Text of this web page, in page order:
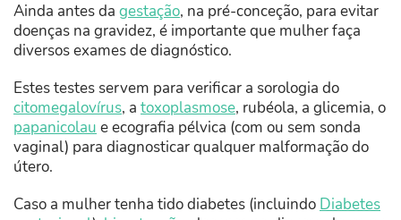
Ainda antes da gestação, na pré-conceção, para evitar
doenças na gravidez, é importante que mulher faça
diversos exames de diagnóstico.
Estes testes servem para verificar a sorologia do
citomegalovírus, a toxoplasmose, rubéola, a glicemia, o
papanicolau e ecografia pélvica (com ou sem sonda
vaginal) para diagnosticar qualquer malformação do
útero.
Caso a mulher tenha tido diabetes (incluindo Diabetes